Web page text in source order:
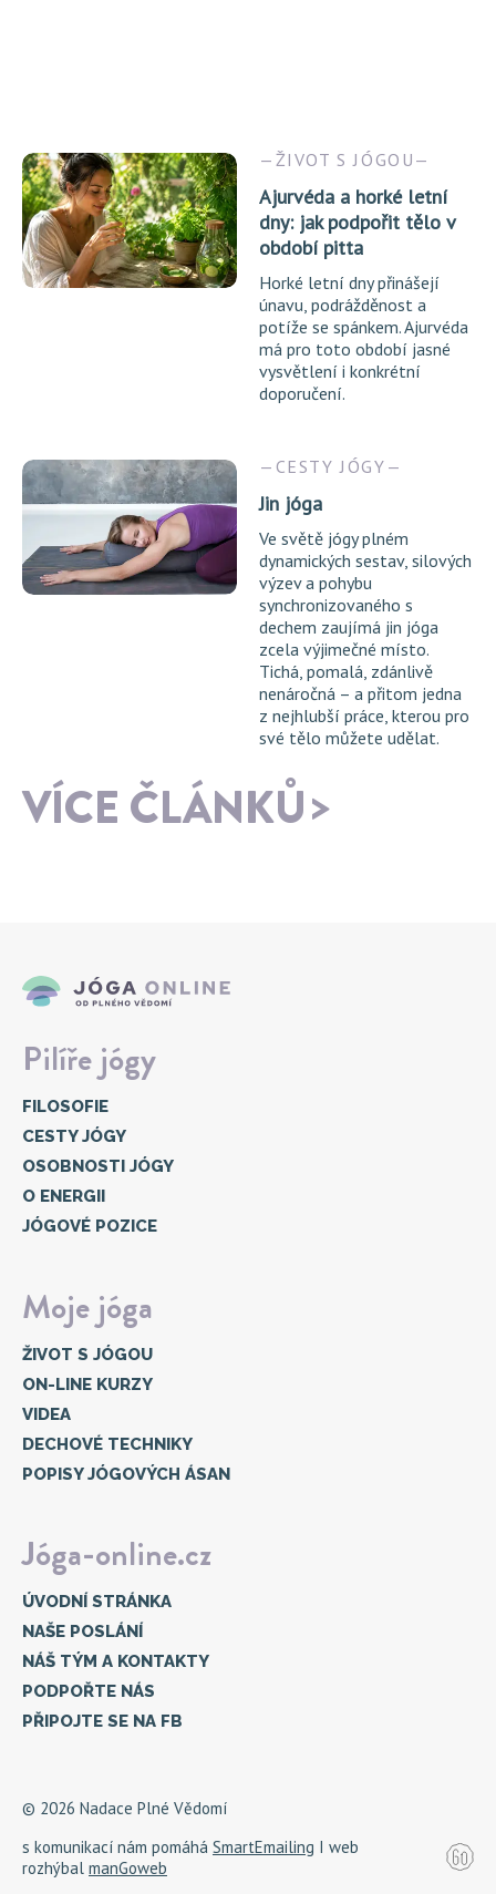
ŽIVOT S JÓGOU
Ajurvéda a horké letní
dny: jak podpořit tělo v
období pitta
Horké letní dny přinášejí
únavu, podrážděnost a
potíže se spánkem. Ajurvéda
má pro toto období jasné
vysvětlení i konkrétní
doporučení.
CESTY JÓGY
Jin jóga
Ve světě jógy plném
dynamických sestav, silových
výzev a pohybu
synchronizovaného s
dechem zaujímá jin jóga
zcela výjimečné místo.
Tichá, pomalá, zdánlivě
nenáročná – a přitom jedna
z nejhlubší práce, kterou pro
své tělo můžete udělat.
VÍCE ČLÁNKŮ
Pilíře jógy
FILOSOFIE
CESTY JÓGY
OSOBNOSTI JÓGY
O ENERGII
JÓGOVÉ POZICE
Moje jóga
ŽIVOT S JÓGOU
ON-LINE KURZY
VIDEA
DECHOVÉ TECHNIKY
POPISY JÓGOVÝCH ÁSAN
Jóga-online.cz
ÚVODNÍ STRÁNKA
NAŠE POSLÁNÍ
NÁŠ TÝM A KONTAKTY
PODPOŘTE NÁS
PŘIPOJTE SE NA FB
© 2026 Nadace Plné Vědomí
s komunikací nám pomáhá SmartEmailing I web
rozhýbal manGoweb